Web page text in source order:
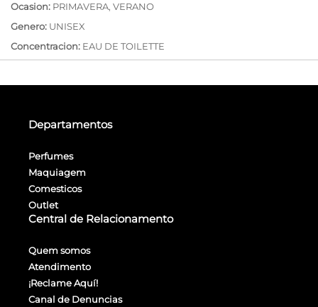
Ocasion: PRIMAVERA, VERANO
Genero: UNISEX
Concentracion: EAU DE TOILETTE
Departamentos
Perfumes
Maquiagem
Comesticos
Outlet
Central de Relacionamento
Quem somos
Atendimento
¡Reclame Aquí!
Canal de Denuncias